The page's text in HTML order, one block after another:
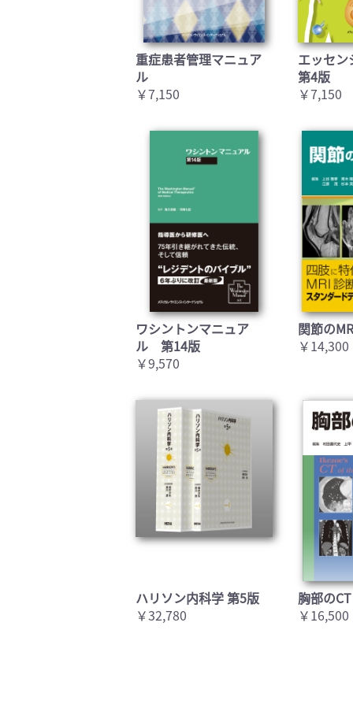
重症患者管理マニュア
ル
￥7,150
エッセン
第4版
￥7,150
ワシントンマニュア
ル 第14版
￥9,570
関節の
￥14,300
ハリソン内科学 第5版
￥32,780
胸部の
￥16,500